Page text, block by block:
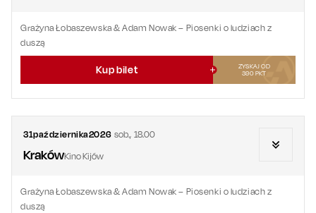
Grażyna Łobaszewska & Adam Nowak – Piosenki o ludziach z
duszą
Kup bilet
ZYSKAJ OD
390 PKT
31października2026 sob.,18.00
KrakówKino Kijów
Grażyna Łobaszewska & Adam Nowak – Piosenki o ludziach z
duszą